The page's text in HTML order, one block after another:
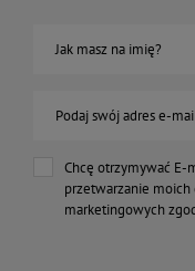
Jak masz na imię?
Podaj swój adres e-
Chcę otrzymywać E-
przetwarzanie
marketingowych